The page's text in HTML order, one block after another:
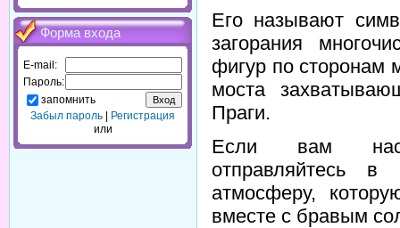
Форма входа
E-mail:
Пароль:
запомнить
Забыл пароль
Регистрация
или
Его называют
загорания
фигур по сторонам
моста
Праги.
Если вам
отправляйтесь в
атмосферу,
вместе с бравым